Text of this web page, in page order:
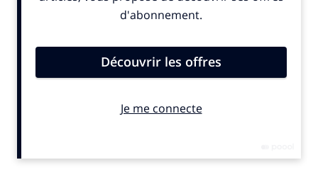
rassemble des acteurs de cette malbouffe industrielle
Comprendre pourquoi et comment les Français
prennent l’apéritif aujourd’hui, apporter un éclairage
dans notre société : voilà l’objectif de l’étude confiée à
2017 pour en faire un moment de liberté absolue ! Au